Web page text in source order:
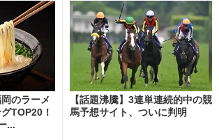
のラーメ
TOP20！
...
【話題沸騰】3連単連続的中の競
馬予想サイト、ついに判明